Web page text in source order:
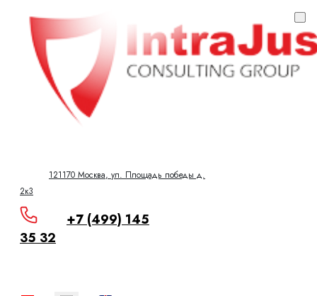
121170 Москва, ​ул. Площадь победы д.
2к3
+7 (499) 145
35 32